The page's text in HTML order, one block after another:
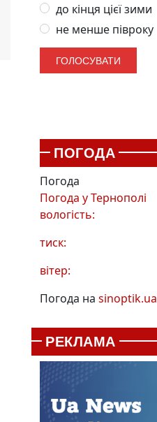
до кінця цієї зими
не менше півроку
ПОГОДА
Погода
Погода уТернополі
вологість:
тиск:
вітер:
Погода на sinoptik.ua
РЕКЛАМА